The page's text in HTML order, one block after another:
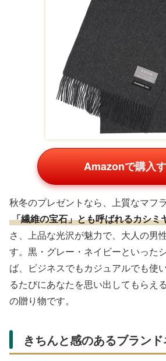
Amazonで購入
秋冬のプレゼントなら、上質なマフ
「繊維の宝石」とも呼ばれるカシミ
さ、上品な光沢が魅力で、大人の男
す。黒・グレー・ネイビーといった
ば、ビジネスでもカジュアルでも使
るたびにあなたを思い出してもらえ
の贈り物です。
きちんと感のあるブラン